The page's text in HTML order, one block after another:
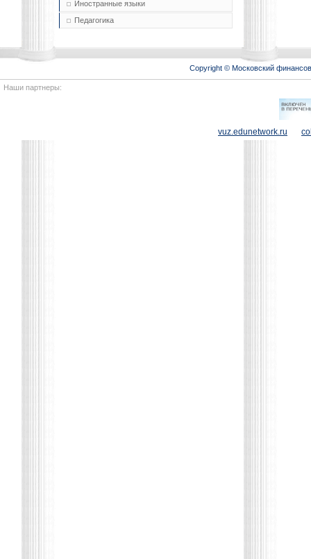
Иностранные языки
Педагогика
Copyright © Московский
Наши партнеры:
vuz.edunetwork.ru